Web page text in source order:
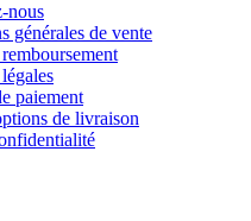
nous
générales de vente
paiement
de livraison